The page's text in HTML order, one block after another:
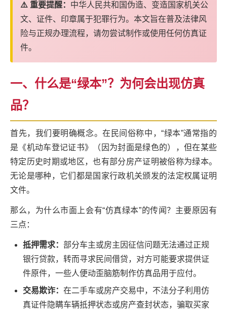
⚠️ 重要提醒： 中华人民共和国伪造、变造国家机关公
文、证件、印章属于犯罪行为。本文旨在普及法律风
险与正规办理流程，请勿尝试制作或使用任何仿真证
件。
一、什么是“绿本”？为何会出现仿真
品？
首先，我们要明确概念。在民间俗称中，“绿本”通常指的
是《机动车登记证书》（因为封面是绿色的），但在某些
特定历史时期或地区，也有部分房产证明被俗称为绿本。
无论是哪种，它们都是国家行政机关颁发的法定权属证明
文件。
那么，为什么市面上会有“仿真绿本”的传闻？主要原因有
三点：
抵押需求： 部分车主或房主因征信问题无法通过正规
银行贷款，转而寻求民间借贷，对方可能要求提供证
件原件，一些人便动歪脑筋制作仿真品用于应付。
交易欺诈： 在二手车或房产交易中，不法分子利用仿
真证件隐瞒车辆抵押状态或房产查封状态，骗取买家